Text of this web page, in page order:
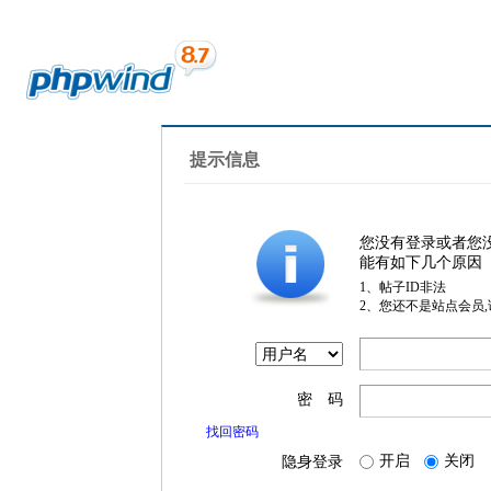
提示信息
您没有登录或者您
能有如下几个原因
1、帖子ID非法
2、您还不是站点会员
密 码
找回密码
隐身登录 开启 关闭